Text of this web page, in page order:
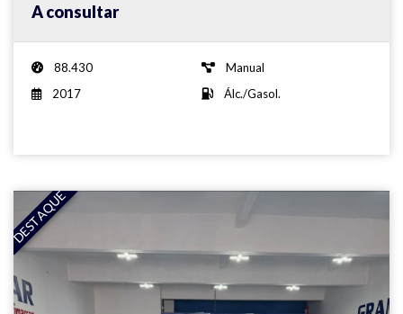
A consultar
88.430
Manual
2017
Álc./Gasol.
DESTAQUE